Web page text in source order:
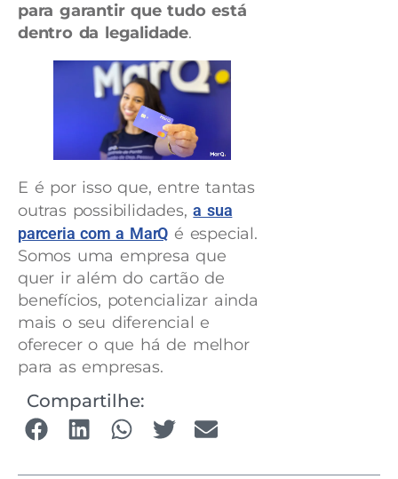
para garantir que tudo está
dentro da legalidade.
E é por isso que, entre tantas
outras possibilidades,a sua
parceria com a MarQ é especial.
Somos uma empresa que
quer ir além do cartão de
benefícios, potencializar ainda
mais o seu diferencial e
oferecer o que há de melhor
para as empresas.
Compartilhe: